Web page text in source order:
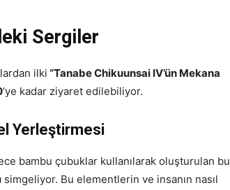
Sergiler
ilki “Tanabe Chikuunsai IV’ün Mekana
’ye kadar ziyaret edilebiliyor.
Yerleştirmesi
bambu çubuklar kullanılarak oluşturulan bu
simgeliyor. Bu elementlerin ve insanın nasıl